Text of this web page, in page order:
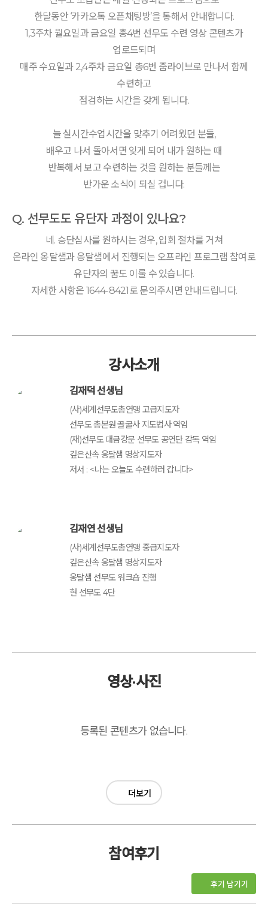
한달동안 ‘카카오톡 오픈채팅방’을 통해서 안내합니다.
1,3주차 월요일과 금요일 총4번 선무도 수련 영상 콘텐츠가
업로드되며
매주 수요일과 2,4주차 금요일 총6번 줌라이브로 만나서 함께
수련하고
점검하는 시간을 갖게 됩니다.
늘 실시간수업시간을 맞추기 어려웠던 분들,
배우고 나서 돌아서면 잊게 되어 내가 원하는 때
반복해서 보고 수련하는 것을 원하는 분들께는
반가운 소식이 되실 겁니다.
Q. 선무도도 유단자 과정이 있나요?
네. 승단심사를 원하시는 경우, 입회 절차를 거쳐
온라인 옹달샘과 옹달샘에서 진행되는 오프라인 프로그램 참여로
유단자의 꿈도 이룰 수 있습니다.
자세한 사항은 1644-8421로 문의주시면 안내드립니다.
강사소개
김재덕 선생님
(사)세계선무도총연맹 고급지도자
선무도 총본원 골굴사 지도법사 역임
(재)선무도 대금강문 선무도 공연단 감독 역임
깊은산속 옹달샘 명상지도자
저서 : <나는 오늘도 수련하러 갑니다>
김재연 선생님
(사)세계선무도총연맹 중급지도자
깊은산속 옹달샘 명상지도자
옹달샘 선무도 워크숍 진행
현 선무도 4단
영상·사진
등록된 콘텐츠가 없습니다.
더보기
참여후기
후기 남기기